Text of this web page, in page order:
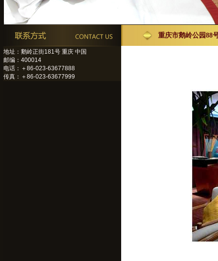
地址：鹅岭正街181号 重庆 中国
邮编：400014
电话：＋86-023-63677888
传真：＋86-023-63677999
重庆市鹅岭公园88